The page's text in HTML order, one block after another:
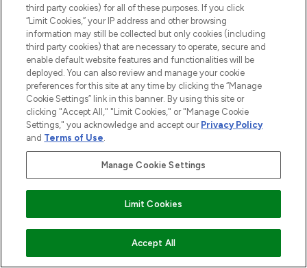
ZUM WARENKORB HINZUFÜGEN
MELDE DICH FÜR UNSEREN NEWSLETTER AN
ANMELDEN
third party cookies) for all of these purposes. If you click
“Limit Cookies,” your IP address and other browsing
information may still be collected but only cookies (including
third party cookies) that are necessary to operate, secure and
enable default website features and functionalities will be
deployed. You can also review and manage your cookie
preferences for this site at any time by clicking the “Manage
Cookie Settings” link in this banner. By using this site or
clicking "Accept All," "Limit Cookies," or "Manage Cookie
Settings," you acknowledge and accept our Privacy Policy
and Terms of Use.
Manage Cookie Settings
Limit Cookies
Accept All